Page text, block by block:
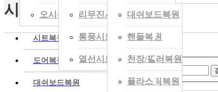
오시는길 리무진시트
통풍시트
열선시트
대쉬보드복원
핸들복원
천장/필러복원
플라스틱복원
시트복원 ◀
도어복원 ◀
대쉬보드복원 ◀
시트복원
검색폼
검색
검색어